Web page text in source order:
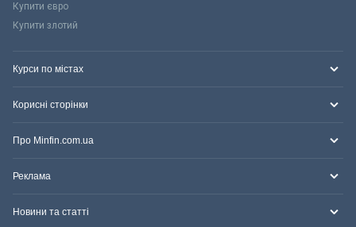
Купити євро
Купити злотий
Курси по містах
Корисні сторінки
Про Minfin.com.ua
Реклама
Новини та статті